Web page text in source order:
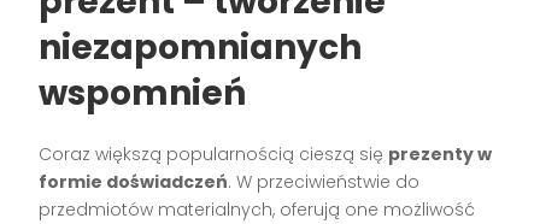
niezapomnianych
wspomnień
Coraz większą popularnością cieszą się prezenty w
formie doświadczeń. W przeciwieństwie do
przedmiotów materialnych, oferują one możliwość